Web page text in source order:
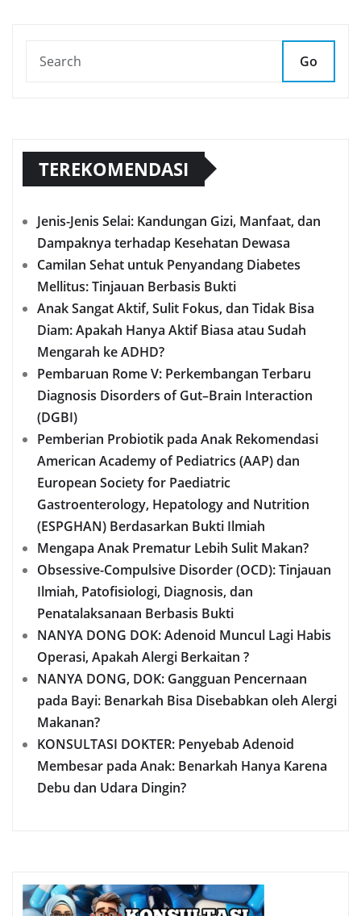
Go
TEREKOMENDASI
Jenis-Jenis Selai: Kandungan Gizi, Manfaat, dan
Dampaknya terhadap Kesehatan Dewasa
Camilan Sehat untuk Penyandang Diabetes
Mellitus: Tinjauan Berbasis Bukti
Anak Sangat Aktif, Sulit Fokus, dan Tidak Bisa
Diam: Apakah Hanya Aktif Biasa atau Sudah
Mengarah ke ADHD?
Pembaruan Rome V: Perkembangan Terbaru
Diagnosis Disorders of Gut–Brain Interaction
(DGBI)
Pemberian Probiotik pada Anak Rekomendasi
American Academy of Pediatrics (AAP) dan
European Society for Paediatric
Gastroenterology, Hepatology and Nutrition
(ESPGHAN) Berdasarkan Bukti Ilmiah
Mengapa Anak Prematur Lebih Sulit Makan?
Obsessive-Compulsive Disorder (OCD): Tinjauan
Ilmiah, Patofisiologi, Diagnosis, dan
Penatalaksanaan Berbasis Bukti
NANYA DONG DOK: Adenoid Muncul Lagi Habis
Operasi, Apakah Alergi Berkaitan ?
NANYA DONG, DOK: Gangguan Pencernaan
pada Bayi: Benarkah Bisa Disebabkan oleh Alergi
Makanan?
KONSULTASI DOKTER: Penyebab Adenoid
Membesar pada Anak: Benarkah Hanya Karena
Debu dan Udara Dingin?